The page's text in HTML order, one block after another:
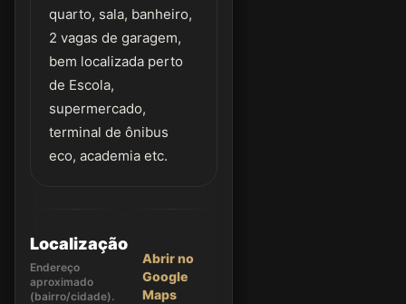
quarto, sala, banheiro,
2 vagas de garagem,
bem localizada perto
de Escola,
supermercado,
terminal de ônibus
eco, academia etc.
Localização
Endereço
aproximado
(bairro/cidade).
Abrir no
Google
Maps